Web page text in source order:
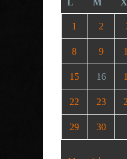
L M X
1 2
8 9
15 16
22 23
29 30